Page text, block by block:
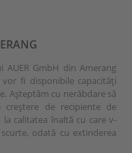
AUER GmbH din Amerang
fi disponibile capacități
Așteptăm cu nerăbdare să
creștere de recipiente de
calitatea înaltă cu care v-
odată cu extinderea